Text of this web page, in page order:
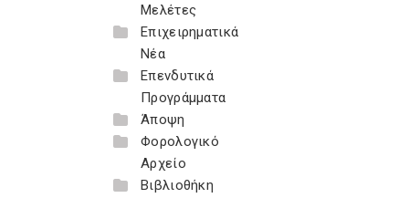
Μελέτες
Επιχειρηματικά
Νέα
Επενδυτικά
Προγράμματα
Άποψη
Φορολογικό
Αρχείο
Βιβλιοθήκη